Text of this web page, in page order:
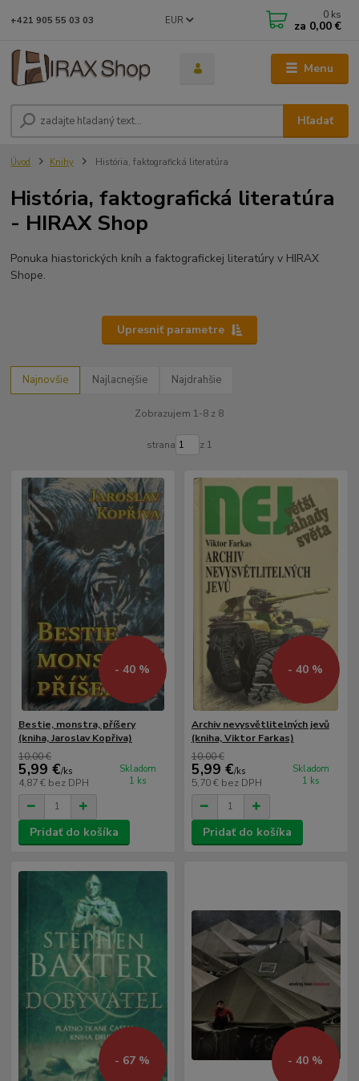
Menu
EUR
Hľadať
+421 905 55 03 03 0 ks
za 0,00 €
Úvod Knihy História, faktografická literatúra
História, faktografická literatúra
- HIRAX Shop
Ponuka hiastorických kníh a faktografickej literatúry v HIRAX
Shope.
Upresniť parametre
Najnovšie Najlacnejšie Najdrahšie
Zobrazujem 1-8 z 8
strana z 1
- 40 %
Bestie, monstra, příšery
(kniha, Jaroslav Kopřiva)
10,00 €
5,99 €/ks
4,87 € bez DPH
Skladom
1 ks
Pridať do košíka
- 40 %
Archiv nevysvětlitelných jevů
(kniha, Viktor Farkas)
10,00 €
5,99 €/ks
5,70 € bez DPH
Skladom
1 ks
Pridať do košíka
- 67 % - 40 %